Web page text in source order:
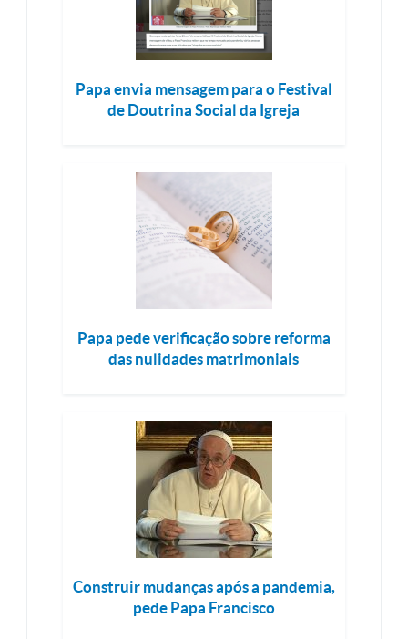
Papa envia mensagem para o Festival
de Doutrina Social da Igreja
Papa pede verificação sobre reforma
das nulidades matrimoniais
Construir mudanças após a pandemia,
pede Papa Francisco